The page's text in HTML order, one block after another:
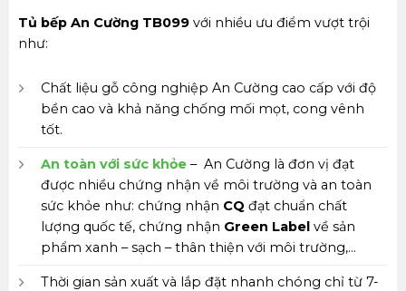
Tủ bếp An Cường TB099 với nhiều ưu điểm vượt trội
như:
Chất liệu gỗ công nghiệp An Cường cao cấp với độ
bền cao và khả năng chống mối mọt, cong vênh
tốt.
An toàn với sức khỏe– An Cường là đơn vị đạt
được nhiều chứng nhận về môi trường và an toàn
sức khỏe như: chứng nhận CQ đạt chuẩn chất
lượng quốc tế, chứng nhận Green Labelvề sản
phẩm xanh – sạch – thân thiện với môi trường,…
Thời gian sản xuất và lắp đặt nhanh chóng chỉ từ 7-